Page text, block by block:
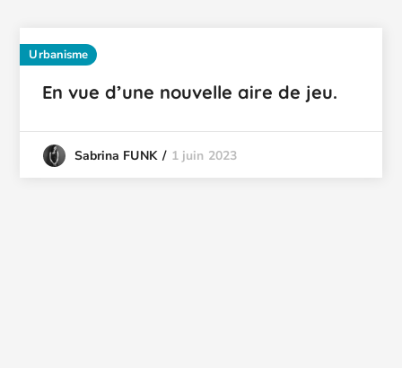
Urbanisme
En vue d’une nouvelle aire de jeu.
Sabrina FUNK 1 juin 2023